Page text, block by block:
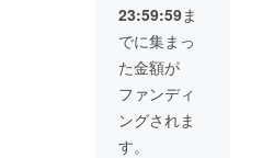
訪問火葬を頻繁
にご利用頂く方
向けのサービス
です。 大型犬に
は対応出来ませ
んのでご注意下
さい。
23:59:59ま
でに集まっ
た金額が
ファンディ
ングされま
す。